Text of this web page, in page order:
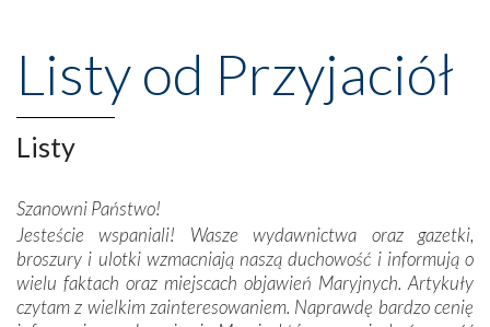
wznoszono na chwałę Bożą, na przykład – w podzięce za
Opatrznościową pomoc w wygranej bitwie o
niepodległość kraju. Zachwyt budziła potężna, a zarazem
misterna architektura tych monumentalnych dzieł,
wspaniałe zdobienia, dbałość ich twórców o detale,
budowniczych.
Podążyliśmy też śladami fatimskich wizjonerów – Łucji
dos Santos oraz świętych Hiacynty i Franciszka Marto.
Modliliśmy się przy ich grobach. Odprawiliśmy Drogę
Listy od Przyjaciół
Listy
Szanowni Państwo!
Jesteście wspaniali! Wasze wydawnictwa oraz gazetki,
broszury i ulotki wzmacniają naszą duchowość i informują o
wielu faktach oraz miejscach objawień Maryjnych. Artykuły
czytam z wielkim zainteresowaniem. Naprawdę bardzo cenię